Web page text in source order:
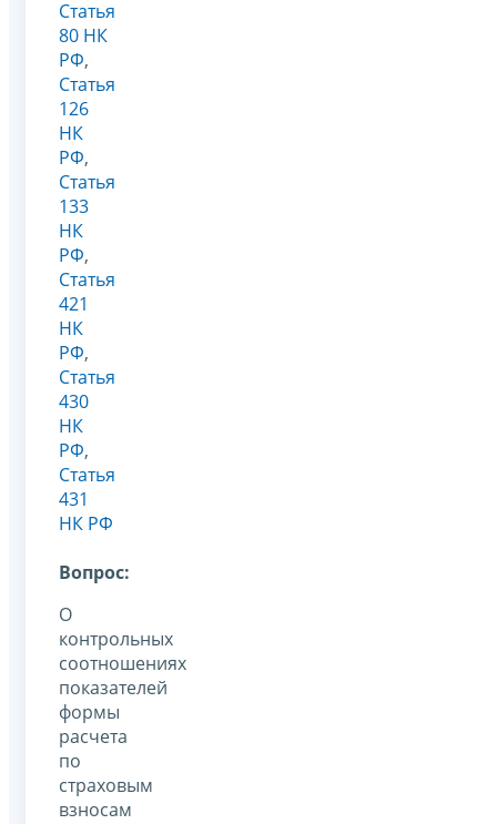
Статья
80 НК
РФ,
Статья
126
НК
РФ,
Статья
133
НК
РФ,
Статья
421
НК
РФ,
Статья
430
НК
РФ,
Статья
431
НК РФ
Вопрос:
О
контрольных
соотношениях
показателей
формы
расчета
по
страховым
взносам